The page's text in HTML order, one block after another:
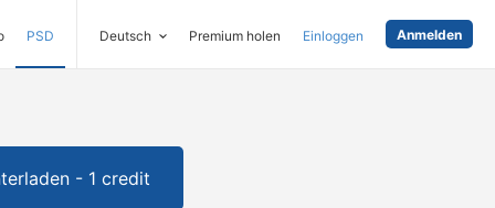
PSD Deutsch Premium holen Einloggen Anmelden
- 1 credit